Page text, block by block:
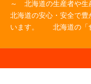
～ 北海道の生産者や生
北海道の安心・安全で
います。 北海道の「